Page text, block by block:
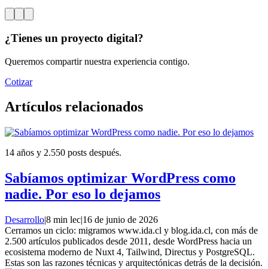
¿Tienes un proyecto digital?
Queremos compartir nuestra experiencia contigo.
Cotizar
Artículos relacionados
14 años y 2.550 posts después.
Sabíamos optimizar WordPress como
nadie. Por eso lo dejamos
Desarrollo|8 min lec|16 de junio de 2026
Cerramos un ciclo: migramos www.ida.cl y blog.ida.cl, con más de
2.500 artículos publicados desde 2011, desde WordPress hacia un
ecosistema moderno de Nuxt 4, Tailwind, Directus y PostgreSQL.
Estas son las razones técnicas y arquitectónicas detrás de la decisión.